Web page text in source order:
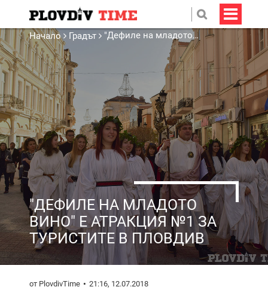
Начало Градът "Дефиле на младото вино" е атракция №1 за туристите в Пловдив
"ДЕФИЛЕ НА МЛАДОТО
ВИНО" Е АТРАКЦИЯ №1 ЗА
ТУРИСТИТЕ В ПЛОВДИВ
от PlovdivTime 21:16, 12.07.2018